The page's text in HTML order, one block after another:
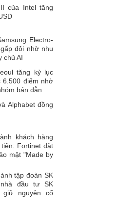
của Intel tăng
Electro-
đôi nhờ nhu
chủ AI
tăng kỷ lục
6.500 điểm nhờ
bán dẫn
Alphabet đồng
khách hàng
Fortinet đặt
mật "Made by
tập đoàn SK
đầu tư SK
giữ nguyên cổ